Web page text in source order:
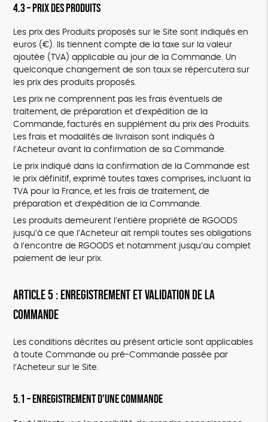
4.3 – Prix des Produits
Les prix des Produits proposés sur le Site sont indiqués en
euros (€). Ils tiennent compte de la taxe sur la valeur
ajoutée (TVA) applicable au jour de la Commande. Un
quelconque changement de son taux se répercutera sur
les prix des produits proposés.
Les prix ne comprennent pas les frais éventuels de
traitement, de préparation et d’expédition de la
Commande, facturés en supplément du prix des Produits.
Les frais et modalités de livraison sont indiqués à
l’Acheteur avant la confirmation de sa Commande.
Le prix indiqué dans la confirmation de la Commande est
le prix définitif, exprimé toutes taxes comprises, incluant la
TVA pour la France, et les frais de traitement, de
préparation et d’expédition de la Commande.
Les produits demeurent l’entière propriété de RGOODS
jusqu’à ce que l’Acheteur ait rempli toutes ses obligations
à l’encontre de RGOODS et notamment jusqu’au complet
paiement de leur prix.
ARTICLE 5 : ENREGISTREMENT ET VALIDATION DE LA
COMMANDE
Les conditions décrites au présent article sont applicables
à toute Commande ou pré-Commande passée par
l’Acheteur sur le Site.
5.1 – Enregistrement d’une Commande